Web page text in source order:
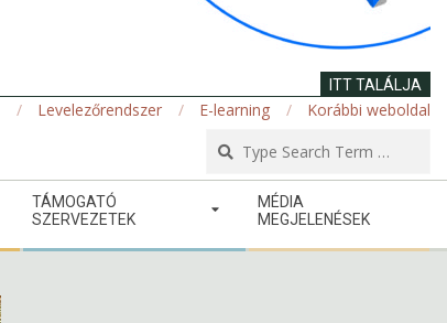
ITT TALÁLJA
Levelezőrendszer E-learning
Korábbi weboldal
TÁMOGATÓ
SZERVEZETEK
MÉDIA
MEGJELENÉSEK